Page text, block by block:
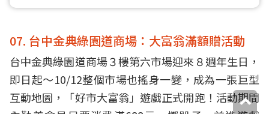
07. 台中金典綠園道商場：大富翁滿額贈活動
台中金典綠園道商場３樓第六市場迎來８週年生日，
即日起～10/12整個市場也搖身一變，成為一張巨型
互動地圖，「好市大富翁」遊戲正式開跑！活動期間